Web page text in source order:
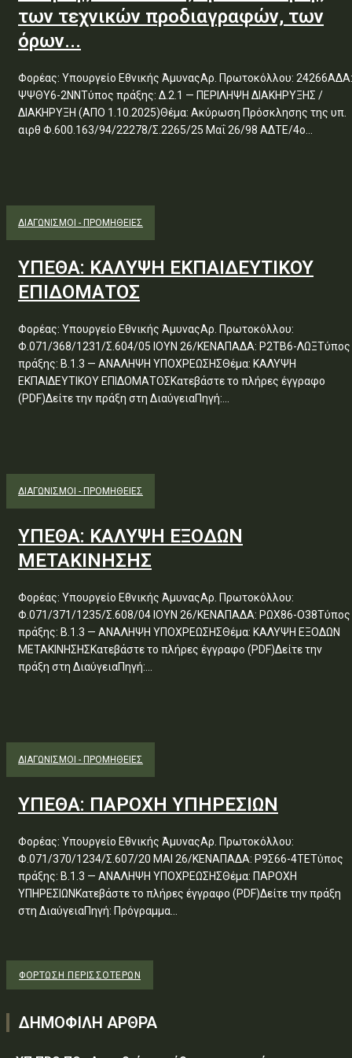
των τεχνικών προδιαγραφών, των
όρων...
Φορέας: Υπουργείο Εθνικής ΆμυναςΑρ. Πρωτοκόλλου: 24266ΑΔΑ:
ΨΨΘΥ6-2ΝΝΤύπος πράξης: Δ.2.1 — ΠΕΡΙΛΗΨΗ ΔΙΑΚΗΡΥΞΗΣ /
ΔΙΑΚΗΡΥΞΗ (ΑΠΟ 1.10.2025)Θέμα: Ακύρωση Πρόσκλησης της υπ.
αιρθ Φ.600.163/94/22278/Σ.2265/25 Μαΐ 26/98 ΑΔΤΕ/4ο...
ΔΙΑΓΩΝΙΣΜΟΊ - ΠΡΟΜΉΘΕΙΕΣ
ΥΠΕΘΑ: ΚΑΛΥΨΗ ΕΚΠΑΙΔΕΥΤΙΚΟΥ
ΕΠΙΔΟΜΑΤΟΣ
Φορέας: Υπουργείο Εθνικής ΆμυναςΑρ. Πρωτοκόλλου:
Φ.071/368/1231/Σ.604/05 ΙΟΥΝ 26/ΚΕΝΑΠΑΔΑ: Ρ2ΤΒ6-ΛΩΞΤύπος
πράξης: Β.1.3 — ΑΝΑΛΗΨΗ ΥΠΟΧΡΕΩΣΗΣΘέμα: ΚΑΛΥΨΗ
ΕΚΠΑΙΔΕΥΤΙΚΟΥ ΕΠΙΔΟΜΑΤΟΣΚατεβάστε το πλήρες έγγραφο
(PDF)Δείτε την πράξη στη ΔιαύγειαΠηγή:...
ΔΙΑΓΩΝΙΣΜΟΊ - ΠΡΟΜΉΘΕΙΕΣ
ΥΠΕΘΑ: ΚΑΛΥΨΗ ΕΞΟΔΩΝ
ΜΕΤΑΚΙΝΗΣΗΣ
Φορέας: Υπουργείο Εθνικής ΆμυναςΑρ. Πρωτοκόλλου:
Φ.071/371/1235/Σ.608/04 ΙΟΥΝ 26/ΚΕΝΑΠΑΔΑ: ΡΩΧ86-Ο38Τύπος
πράξης: Β.1.3 — ΑΝΑΛΗΨΗ ΥΠΟΧΡΕΩΣΗΣΘέμα: ΚΑΛΥΨΗ ΕΞΟΔΩΝ
ΜΕΤΑΚΙΝΗΣΗΣΚατεβάστε το πλήρες έγγραφο (PDF)Δείτε την
πράξη στη ΔιαύγειαΠηγή:...
ΔΙΑΓΩΝΙΣΜΟΊ - ΠΡΟΜΉΘΕΙΕΣ
ΥΠΕΘΑ: ΠΑΡΟΧΗ ΥΠΗΡΕΣΙΩΝ
Φορέας: Υπουργείο Εθνικής ΆμυναςΑρ. Πρωτοκόλλου:
Φ.071/370/1234/Σ.607/20 ΜΑΙ 26/ΚΕΝΑΠΑΔΑ: Ρ9Σ66-4ΤΕΤύπος
πράξης: Β.1.3 — ΑΝΑΛΗΨΗ ΥΠΟΧΡΕΩΣΗΣΘέμα: ΠΑΡΟΧΗ
ΥΠΗΡΕΣΙΩΝΚατεβάστε το πλήρες έγγραφο (PDF)Δείτε την πράξη
στη ΔιαύγειαΠηγή: Πρόγραμμα...
ΦΌΡΤΩΣΗ ΠΕΡΙΣΣΟΤΈΡΩΝ
ΔΗΜΟΦΙΛΗ ΑΡΘΡΑ